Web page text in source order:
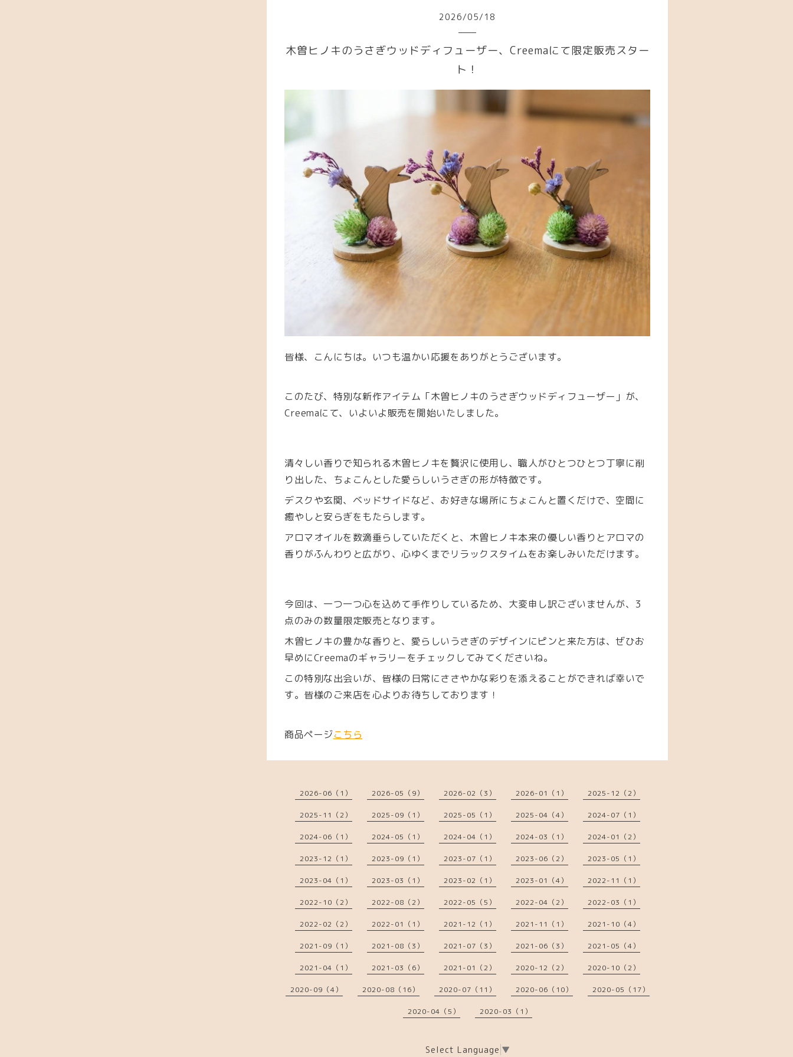
2026/05/ 18
木曽ヒノキのうさぎウッドディフューザー、Creemaにて限定販売スター
ト！
皆様、こんにちは。 いつも温かい応援をありがとうございます。
このたび、特別な新作アイテム「木曽ヒノキのうさぎウッドディフューザー」が、
Creemaにて、いよいよ販売を開始いたしました。
清々しい香りで知られる木曽ヒノキを贅沢に使用し、職人がひとつひとつ丁寧に削
り出した、ちょこんとした愛らしいうさぎの形が特徴です。
デスクや玄関、ベッドサイドなど、お好きな場所にちょこんと置くだけで、空間に
癒やしと安らぎをもたらします。
アロマオイルを数滴垂らしていただくと、木曽ヒノキ本来の優しい香りとアロマの
香りがふんわりと広がり、心ゆくまでリラックスタイムをお楽しみいただけます。
今回は、一つ一つ心を込めて手作りしているため、大変申し訳ございませんが、3
点のみの数量限定販売となります。
木曽ヒノキの豊かな香りと、愛らしいうさぎのデザインにピンと来た方は、ぜひお
早めにCreemaのギャラリーをチェックしてみてくださいね。
この特別な出会いが、皆様の日常にささやかな彩りを添えることができれば幸いで
す。皆様のご来店を心よりお待ちしております！
商品ページこちら
2026-06（1） 2026-05（9） 2026-02（3） 2026-01（1） 2025-12（2）
2025-11（2） 2025-09（1） 2025-05（1） 2025-04（4） 2024-07（1）
2024-06（1） 2024-05（1） 2024-04（1） 2024-03（1） 2024-01（2）
2023-12（1） 2023-09（1） 2023-07（1） 2023-06（2） 2023-05（1）
2023-04（1） 2023-03（1） 2023-02（1） 2023-01（4） 2022-11（1）
2022-10（2） 2022-08（2） 2022-05（5） 2022-04（2） 2022-03（1）
2022-02（2） 2022-01（1） 2021-12（1） 2021-11（1） 2021-10（4）
2021-09（1） 2021-08（3） 2021-07（3） 2021-06（3） 2021-05（4）
2021-04（1） 2021-03（6） 2021-01（2） 2020-12（2） 2020-10（2）
2020-09（4） 2020-08（16） 2020-07（11） 2020-06（10） 2020-05（17）
2020-04（5） 2020-03（1）
Select Language ▼